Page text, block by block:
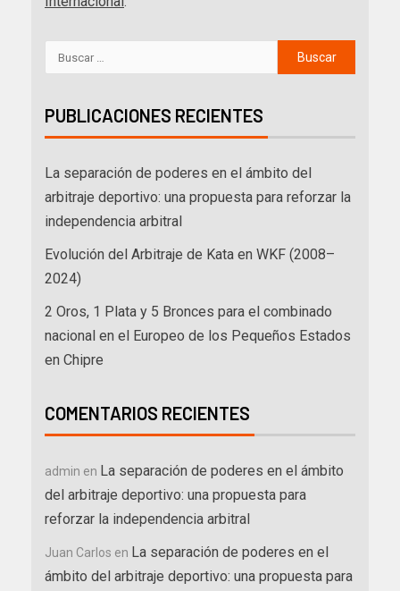
PUBLICACIONES RECIENTES
La separación de poderes en el ámbito del
arbitraje deportivo: una propuesta para reforzar la
independencia arbitral
Evolución del Arbitraje de Kata en WKF (2008–
2024)
2 Oros, 1 Plata y 5 Bronces para el combinado
nacional en el Europeo de los Pequeños Estados
en Chipre
COMENTARIOS RECIENTES
admin en La separación de poderes en el ámbito
del arbitraje deportivo: una propuesta para
reforzar la independencia arbitral
Juan Carlos en La separación de poderes en el
ámbito del arbitraje deportivo: una propuesta para